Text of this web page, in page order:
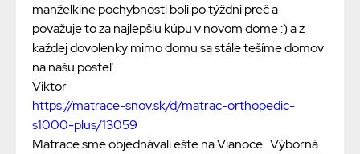
manželkine pochybnosti boli po týždni preč a
považuje to za najlepšiu kúpu v novom dome :) a z
každej dovolenky mimo domu sa stále tešíme domov
na našu posteľ
Viktor
https://matrace-snov.sk/d/matrac-orthopedic-
s1000-plus/13059
Matrace sme objednávali ešte na Vianoce . Výborná